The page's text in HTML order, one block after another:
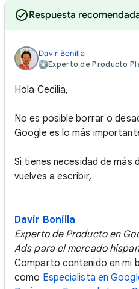
Respuesta
Davir Bonilla
Experto de Producto
Hola Cecilia,
No es posible borrar o
Google es lo más
Si tienes necesidad de más
vuelves a escribir,
Davir Bonilla
Experto de Producto en
Ads para el mercado
Comparto contenido en mi
como Especialista en